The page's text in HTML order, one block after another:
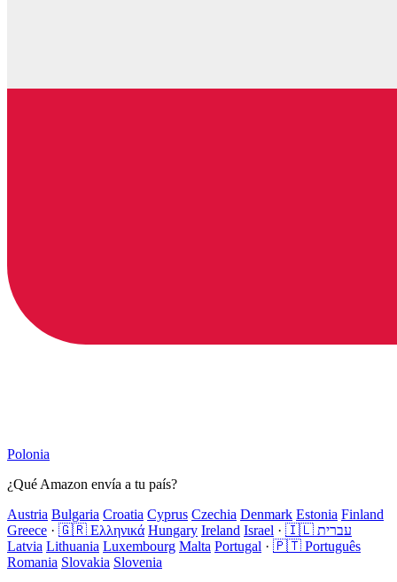
Polonia
¿Qué Amazon envía a tu país?
Austria Bulgaria Croatia Cyprus Czechia Denmark Estonia Finland
Greece · 🇬🇷 Ελληνικά Hungary Ireland Israel ·
🇮🇱 עברית
Latvia Lithuania Luxembourg Malta Portugal · 🇵🇹 Português
Romania Slovakia Slovenia